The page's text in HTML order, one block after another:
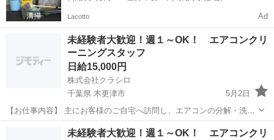
Lacotto Ad
未経験者大歓迎！週１～OK！ エアコンクリ
ーニングスタッフ
日給15,000円
株式会社クラシロ
千葉県 木更津市
5月2日
【お仕事内容】 主にお客様のご自宅へ訪問し、エアコンの分解・洗浄
作業を行っていただきます！ 具体的な業務内容は以下の通りです。 ・
エアコンの動作確認 ・本体カバーやフィルターの取り外し ・専用機材
木更津市 その他 エアコンクリーニングスタッフ
未経験者大歓迎！週１～OK！ エアコンクリ